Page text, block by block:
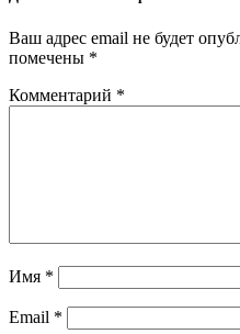
Ваш адрес email не будет
помечены *
Комментарий *
Имя *
Email *